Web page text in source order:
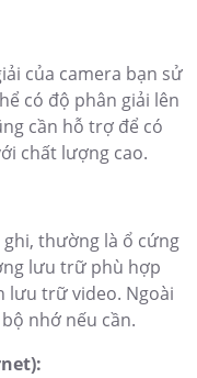
của camera bạn sử
có độ phân giải lên
cần hỗ trợ để có
chất lượng cao.
thường là ổ cứng
lưu trữ phù hợp
lưu trữ video. Ngoài
nhớ nếu cần.